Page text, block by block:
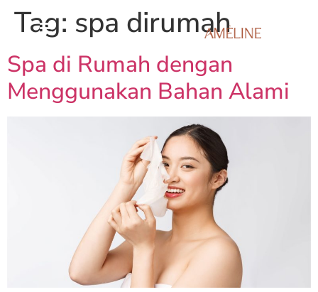
Tag: spa dirumah
Spa di Rumah dengan
Menggunakan Bahan Alami